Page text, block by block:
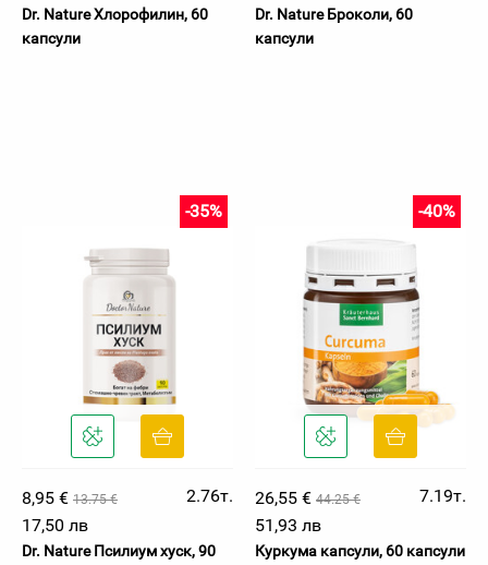
Dr. Nature Хлорофилин, 60
капсули
Dr. Nature Броколи, 60
капсули
8,95 € 13.75 €
-35%
2.76т.
17,50 лв
Dr. Nature Псилиум хуск, 90
26,55 € 44.25 €
-40%
7.19т.
51,93 лв
Куркума капсули, 60 капсули